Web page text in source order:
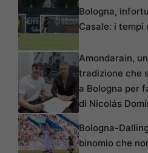
Bologna,
Casale: i tempi
Amondarain,
tradizione che
a Bologna per
di Nicolás
Bologna-
binomio che